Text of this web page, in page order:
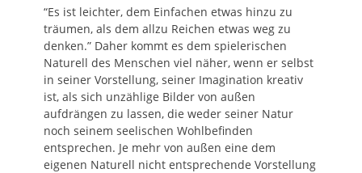
“Es ist leichter, dem Einfachen etwas hinzu zu
träumen, als dem allzu Reichen etwas weg zu
denken.” Daher kommt es dem spielerischen
Naturell des Menschen viel näher, wenn er selbst
in seiner Vorstellung, seiner Imagination kreativ
ist, als sich unzählige Bilder von außen
aufdrängen zu lassen, die weder seiner Natur
noch seinem seelischen Wohlbefinden
entsprechen. Je mehr von außen eine dem
eigenen Naturell nicht entsprechende Vorstellung